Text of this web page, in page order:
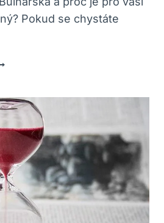
Pokud se chystáte